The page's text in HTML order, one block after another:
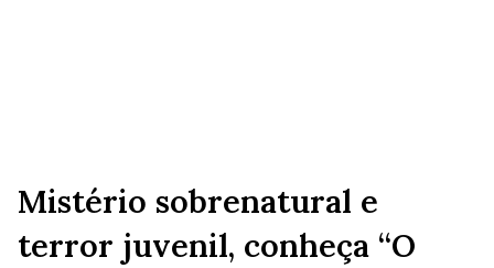
Mistério sobrenatural e
terror juvenil, conheça “O